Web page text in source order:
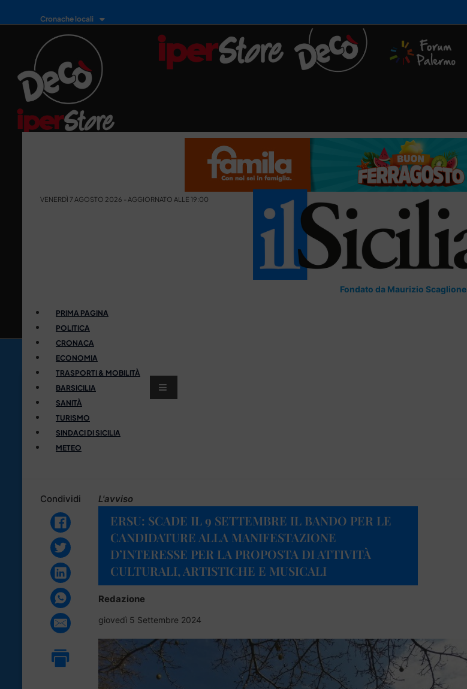
Cronache locali
VENERDÌ 7 AGOSTO 2026 - AGGIORNATO ALLE 19:00
Fondato da Maurizio Scaglione
PRIMA PAGINA
POLITICA
CRONACA
ECONOMIA
TRASPORTI & MOBILITÀ
BARSICILIA
SANITÀ
TURISMO
SINDACI DI SICILIA
METEO
Condividi L'avviso
ERSU: SCADE IL 9 SETTEMBRE IL BANDO PER LE
CANDIDATURE ALLA MANIFESTAZIONE
D’INTERESSE PER LA PROPOSTA DI ATTIVITÀ
CULTURALI, ARTISTICHE E MUSICALI
Redazione
giovedì 5 Settembre 2024